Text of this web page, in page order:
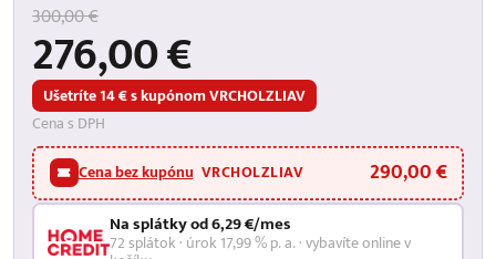
300,00 €
276,00 €
Ušetríte 14 € s kupónom VRCHOLZLIAV
Cena s DPH
Cena bez kupónu VRCHOLZLIAV 290,00 €
Na splátky od 6,29 €/mes
72 splátok · úrok 17,99 % p. a. · vybavíte online v